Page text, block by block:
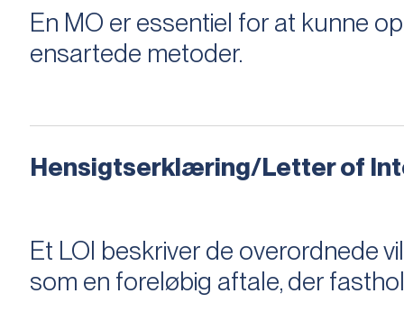
En MO er essentiel for at kunne
ensartede metoder.
Hensigtserklæring/Letter of
Et LOI beskriver de overordnede
som en foreløbig aftale, der